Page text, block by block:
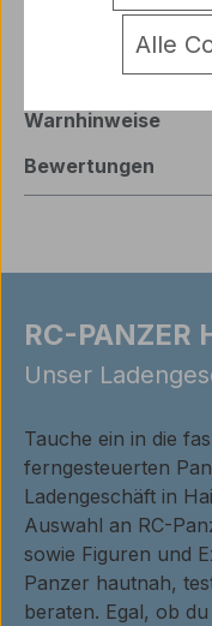
Warnhinweise
Bewertungen
RC-PANZER
Unser
Tauche ein in die
ferngesteuerten
Ladengeschäft in
Auswahl an RC-
sowie Figuren und
Panzer hautnah,
beraten. Egal, ob
Alle